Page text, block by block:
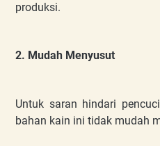
produksi.
2. Mudah Menyusut
Untuk saran hindari
bahan kain ini tidak mudah